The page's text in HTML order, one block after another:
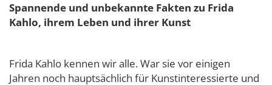
Spannende und unbekannte Fakten zu Frida
Kahlo, ihrem Leben und ihrer Kunst
Frida Kahlo kennen wir alle. War sie vor einigen
Jahren noch hauptsächlich für Kunstinteressierte und